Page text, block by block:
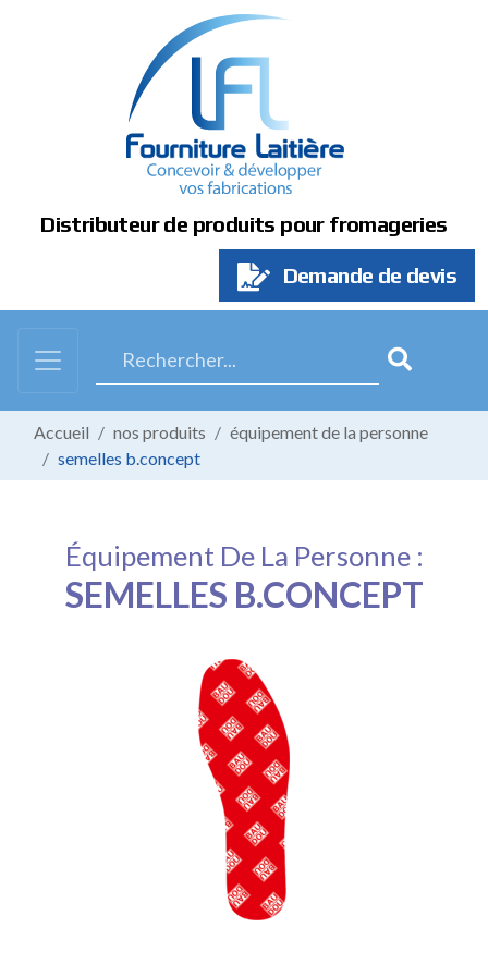
Distributeur de produits pour fromageries
Demande de devis
Accueil nos produits
équipement de la personne
semelles b.concept
Équipement De La Personne :
SEMELLES B.CONCEPT
Panneau de gestion des cookies